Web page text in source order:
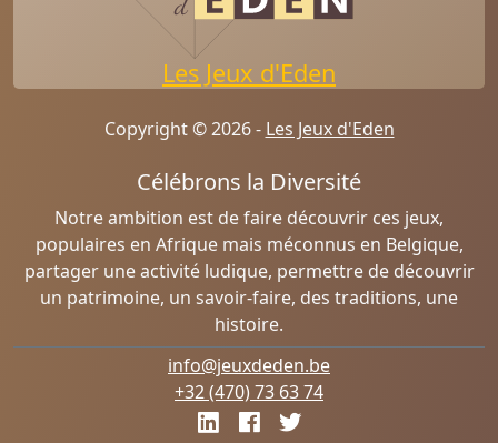
Les Jeux d'Eden
Copyright © 2026 - Les Jeux d'Eden
Célébrons la Diversité
Notre ambition est de faire découvrir ces jeux,
populaires en Afrique mais méconnus en Belgique,
partager une activité ludique, permettre de découvrir
un patrimoine, un savoir-faire, des traditions, une
histoire.
info@jeuxdeden.be
+32 (470) 73 63 74